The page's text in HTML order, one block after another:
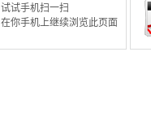
试试手机扫一扫
在你手机上继续浏览此页面